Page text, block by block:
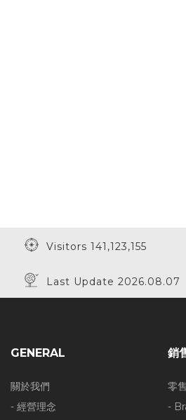
Visitors 141,123,155
Last Update 2026.08.07
GENERAL
關於我們
- 經營理念
銷
零
-